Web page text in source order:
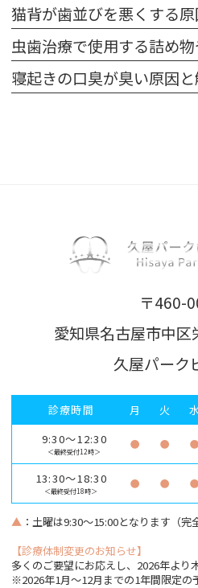
猫背が歯並びを悪くする原
寝起きの口臭が臭い原因
〒460-
愛知県名古屋市中区
久屋パーク
診療時間 月 火
9:30～12:30
＜最終受付12時＞
● ● ●
13:30～18:30
＜最終受付18時＞
● ● ●
▲ ：土曜は9:30～15:00となります（完
【診療体制変更のお知らせ】
多くのご要望にお応えし、2026年より
※2026年1月〜12月までの1年間限定の